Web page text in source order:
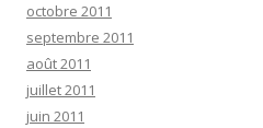
octobre 2011
septembre 2011
août 2011
juillet 2011
juin 2011